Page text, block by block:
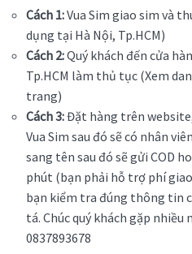
Cách 1:Vua Sim giao sim và
dụng tại Hà Nội, Tp.HCM)
Cách 2:Quý khách đến cửa
Tp.HCM làm thủ tục (Xem
trang)
Cách 3:Đặt hàng trên
Vua Sim sau đó sẽ có nhân
sang tên sau đó sẽ gửi COD
phút (bạn phải hỗ trợ phí
bạn kiểm tra đúng thông tin
tá. Chúc quý khách gặp
0837893678